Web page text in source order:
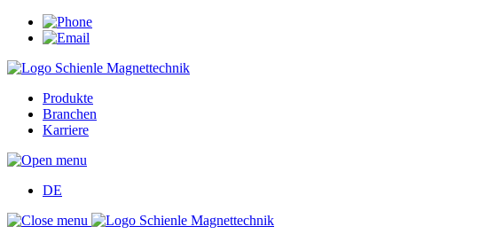
Produkte
Branchen
Karriere
DE